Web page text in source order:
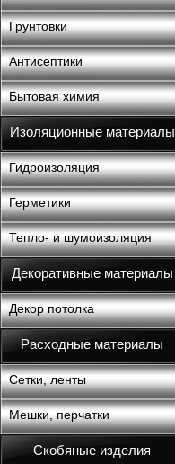
Грунтовки
Антисептики
Бытовая химия
Изоляционные материалы
Гидроизоляция
Герметики
Тепло- и шумоизоляция
Декоративные материалы
Декор потолка
Расходные материалы
Сетки, ленты
Мешки, перчатки
Скобяные изделия